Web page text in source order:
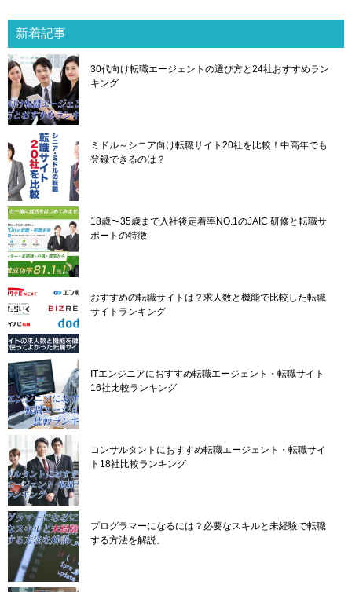
ゲ
ー
シ
ョ
ン
新着記事
30代向け転職エージェントの選び方と24社おすすめラン
キング
ミドル～シニア向け転職サイト20社を比較！中高年でも
登録できるのは？
18歳〜35歳まで入社後定着率NO.1のJAIC 研修と転職サ
ポートの特徴
おすすめの転職サイトは？求人数と機能で比較した転職
サイトランキング
ITエンジニアにおすすめ転職エージェント・転職サイト
16社比較ランキング
コンサルタントにおすすめ転職エージェント・転職サイ
ト18社比較ランキング
プログラマーになるには？必要なスキルと未経験で転職
する方法を解説。